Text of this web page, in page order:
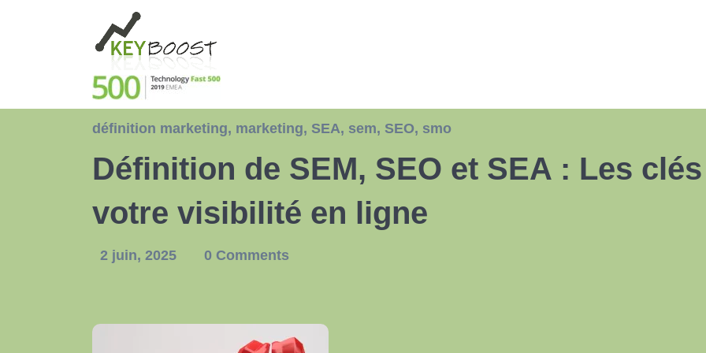
définition marketing, marketing, SEA, sem, SEO, smo
Définition de SEM, SEO et SEA : Les
votre visibilité en ligne
2 juin, 2025 0 Comments